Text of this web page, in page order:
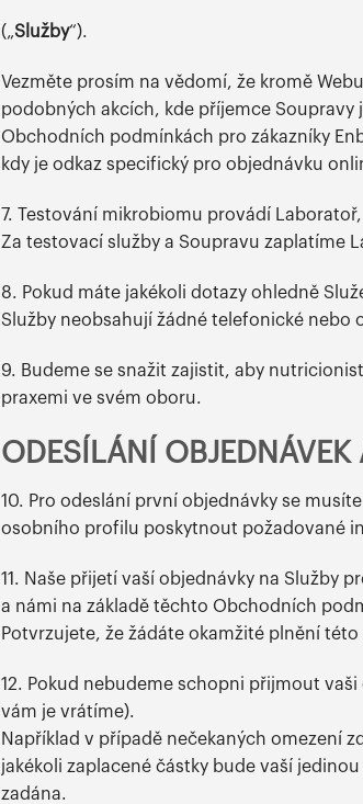
(„Služby“).
Vezměte prosím na vědomí, že kromě
podobných akcích, kde příjemce Soupravy
Obchodních podmínkách pro zákazníky
kdy je odkaz specifický pro objednávku
7. Testování mikrobiomu provádí
Za testovací služby a Soupravu zaplatíme
8. Pokud máte jakékoli dotazy ohledně
Služby neobsahují žádné telefonické nebo
9. Budeme se snažit zajistit, aby
praxemi ve svém oboru.
ODESÍLÁNÍ
10. Pro odeslání první objednávky se
osobního profilu poskytnout požadované
11. Naše přijetí vaší objednávky na Služby
a námi na základě těchto Obchodních
Potvrzujete, že žádáte okamžité plnění
12. Pokud nebudeme schopni přijmout
vám je vrátíme).
Například v případě nečekaných omezení
jakékoli zaplacené částky bude vaší
zadána.